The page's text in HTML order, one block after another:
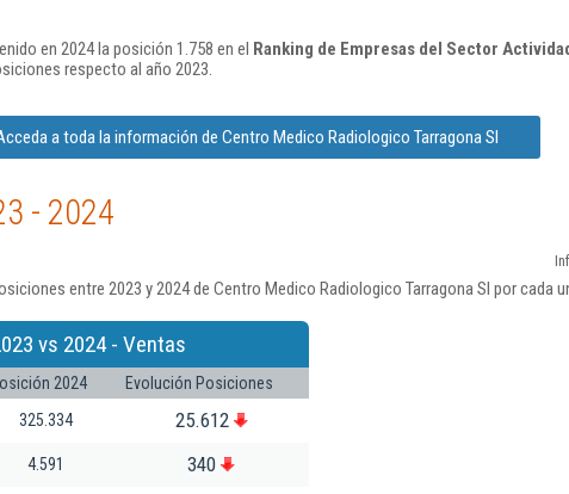
en 2024 la posición 1.758 en el Ranking de Empresas del Sector
respecto al año 2023.
a toda la información de Centro Medico Radiologico Tarragona Sl
- 2024
entre 2023 y 2024 de Centro Medico Radiologico Tarragona Sl por cada
vs 2024 - Ventas
2024
Evolución Posiciones
325.334 25.612
4.591 340